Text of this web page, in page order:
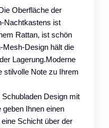
Oberfläche der
Nachtkastens ist
Rattan, ist schön
Mesh-Design hält die
Lagerung.Moderne
stilvolle Note zu Ihrem
Design mit
geben Ihnen einen
Schicht über der